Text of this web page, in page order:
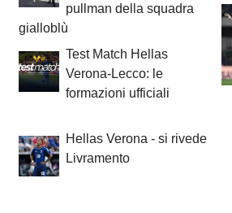
pullman della squadra
gialloblù
Test Match Hellas
Verona-Lecco: le
formazioni ufficiali
Hellas Verona - si rivede
Livramento